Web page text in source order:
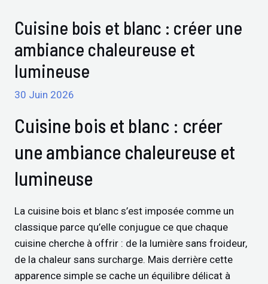
Cuisine bois et blanc : créer une
ambiance chaleureuse et
lumineuse
30 Juin 2026
Cuisine bois et blanc : créer
une ambiance chaleureuse et
lumineuse
La cuisine bois et blanc s’est imposée comme un
classique parce qu’elle conjugue ce que chaque
cuisine cherche à offrir : de la lumière sans froideur,
de la chaleur sans surcharge. Mais derrière cette
apparence simple se cache un équilibre délicat à